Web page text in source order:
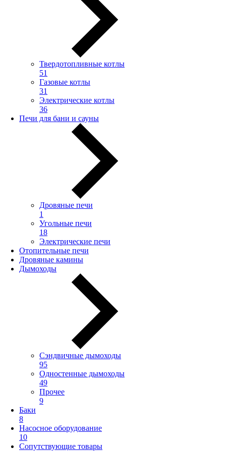
Твердотопливные котлы
51
Газовые котлы
31
Электрические котлы
36
Печи для бани и сауны
Дровяные печи
1
Угольные печи
18
Электрические печи
Отопительные печи
Дровяные камины
Дымоходы
Сэндвичные дымоходы
95
Одностенные дымоходы
49
Прочее
9
Баки
8
Насосное оборудование
10
Сопутствующие товары